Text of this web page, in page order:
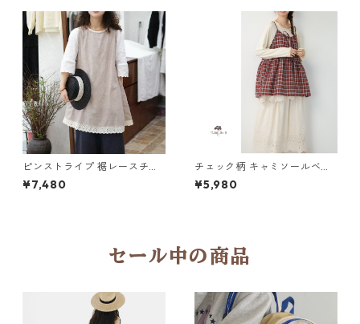
ピンストライプ 裾レースチュ
ニック 2col Y 260010
¥7,480
チェック柄 キャミソールベス
ト 4col Y 260005
¥5,980
セール中の商品